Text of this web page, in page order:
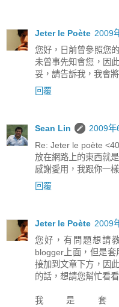
Jeter le Poète 2009
您好，日前曾參照您
未曾事先知會您，因
妥，請告訴我，我會
回覆
Sean Lin
2009年
Re: Jeter le poète
放在網路上的東西就
感謝愛用，我跟你一
回覆
Jeter le Poète 2009
您好，有問題想請
blogger上面，但是
接加到文章下方，因
的話，想請您幫忙看
我是